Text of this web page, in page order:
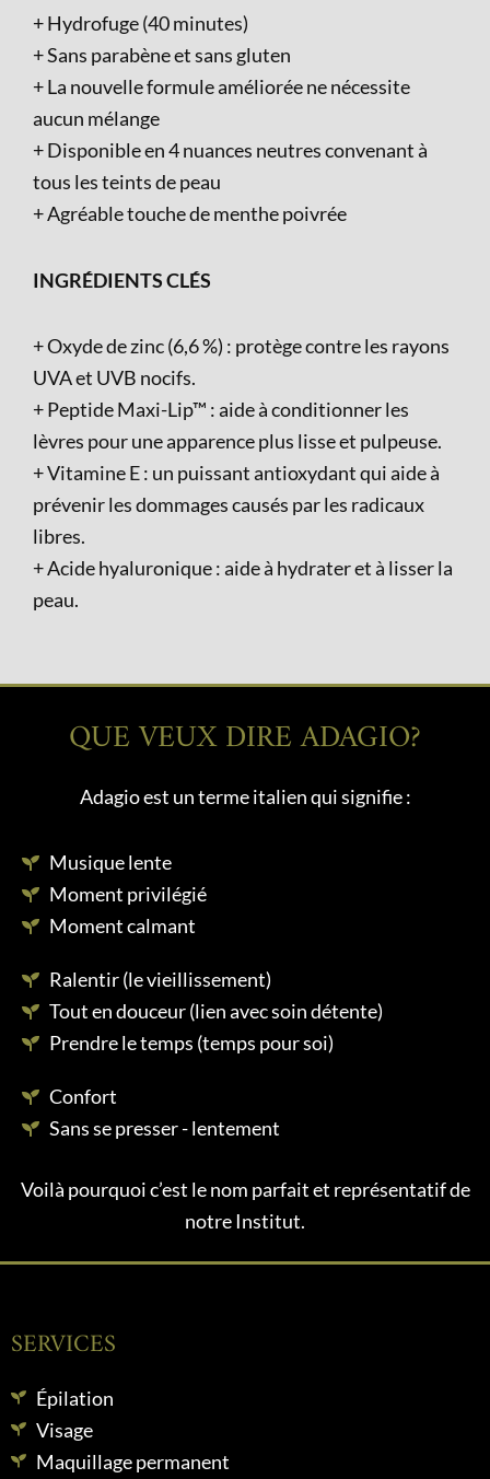
+ Hydrofuge (40 minutes)
+ Sans parabène et sans gluten
+ La nouvelle formule améliorée ne nécessite
aucun mélange
+ Disponible en 4 nuances neutres convenant à
tous les teints de peau
+ Agréable touche de menthe poivrée
INGRÉDIENTS CLÉS
+ Oxyde de zinc (6,6 %) : protège contre les rayons
UVA et UVB nocifs.
+ Peptide Maxi-Lip™ : aide à conditionner les
lèvres pour une apparence plus lisse et pulpeuse.
+ Vitamine E : un puissant antioxydant qui aide à
prévenir les dommages causés par les radicaux
libres.
+ Acide hyaluronique : aide à hydrater et à lisser la
peau.
QUE VEUX DIRE ADAGIO?
Adagio est un terme italien qui signifie :
Musique lente
Moment privilégié
Moment calmant
Ralentir (le vieillissement)
Tout en douceur (lien avec soin détente)
Prendre le temps (temps pour soi)
Confort
Sans se presser - lentement
Voilà pourquoi c’est le nom parfait et représentatif de
notre Institut.
SERVICES
Épilation
Visage
Maquillage permanent